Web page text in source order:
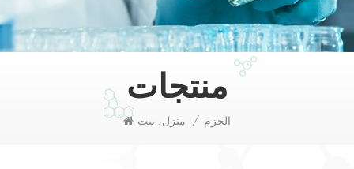
منتجات
منزل، بيت / الحزم